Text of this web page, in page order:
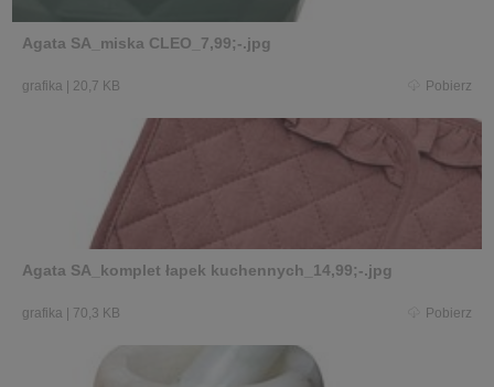
Agata SA_miska CLEO_7,99;-.jpg
grafika 20,7 KB Pobierz
Agata SA_komplet łapek kuchennych_14,99;-.jpg
grafika 70,3 KB Pobierz